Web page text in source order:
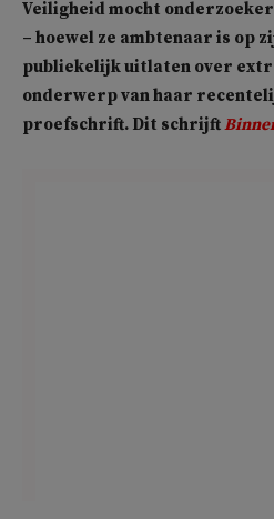
Veiligheid mocht
– hoewel ze ambtenaar is op
publiekelijk uitlaten over
onderwerp van haar
proefschrift. Dit schrijft